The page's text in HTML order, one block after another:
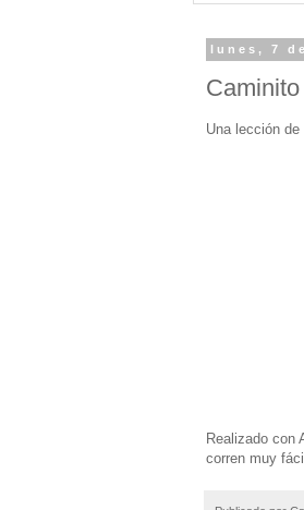
lunes, 7
Una lección
Realizado con
corren muy